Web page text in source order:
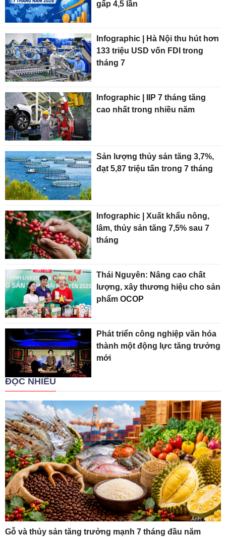
gấp 4,5 lần
Infographic | Hà Nội thu hút hơn
133 triệu USD vốn FDI trong
tháng 7
Infographic | IIP 7 tháng tăng
cao nhất trong nhiều năm
Sản lượng thủy sản tăng 3,7%,
đạt 5,87 triệu tấn trong 7 tháng
Infographic | Xuất khẩu nông,
lâm, thủy sản tăng 7,5% sau 7
tháng
Thái Nguyên: Nâng cao chất
lượng, xây thương hiệu cho sản
phẩm OCOP
Phát triển công nghiệp văn hóa
thành một động lực tăng trưởng
mới
ĐỌC NHIỀU
Gỗ và thủy sản tăng trưởng mạnh 7 tháng đầu năm